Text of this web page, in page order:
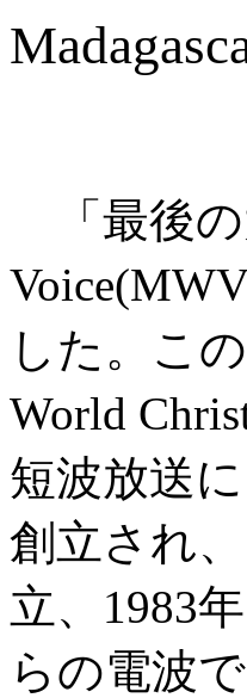
「最後の
した。こ
World
短波放送
創立され
立、1983
らの電波